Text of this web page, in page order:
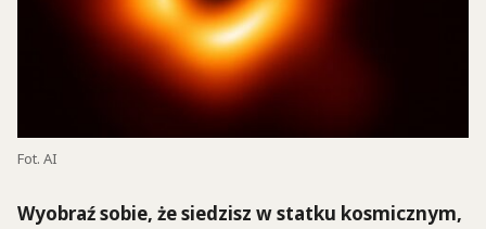
Fot. AI
Wyobraź sobie, że siedzisz w statku kosmicznym,